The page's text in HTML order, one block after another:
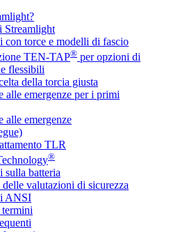
Streamlight
con torce e modelli di fascio
TEN-TAP® per opzioni di
flessibili
della torcia giusta
alle emergenze per i primi
alle emergenze
TLR
®
sulla batteria
delle valutazioni di sicurezza
ANSI